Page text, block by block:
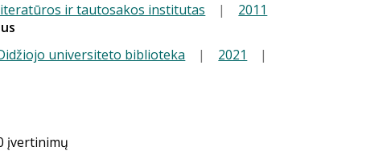
ir tautosakos institutas |
2011
universiteto biblioteka | 2021
|
įvertinimų